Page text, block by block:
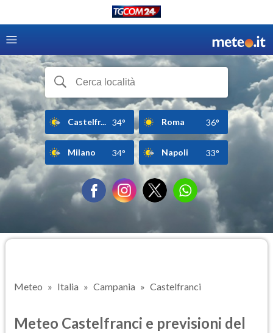
Castelfr... 34° Roma 36°
Milano 34° Napoli 33°
Meteo Italia Campania Castelfranci
Meteo Castelfranci e previsioni del